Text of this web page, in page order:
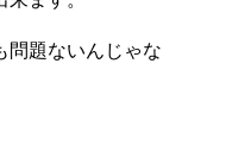
問題ないんじゃな